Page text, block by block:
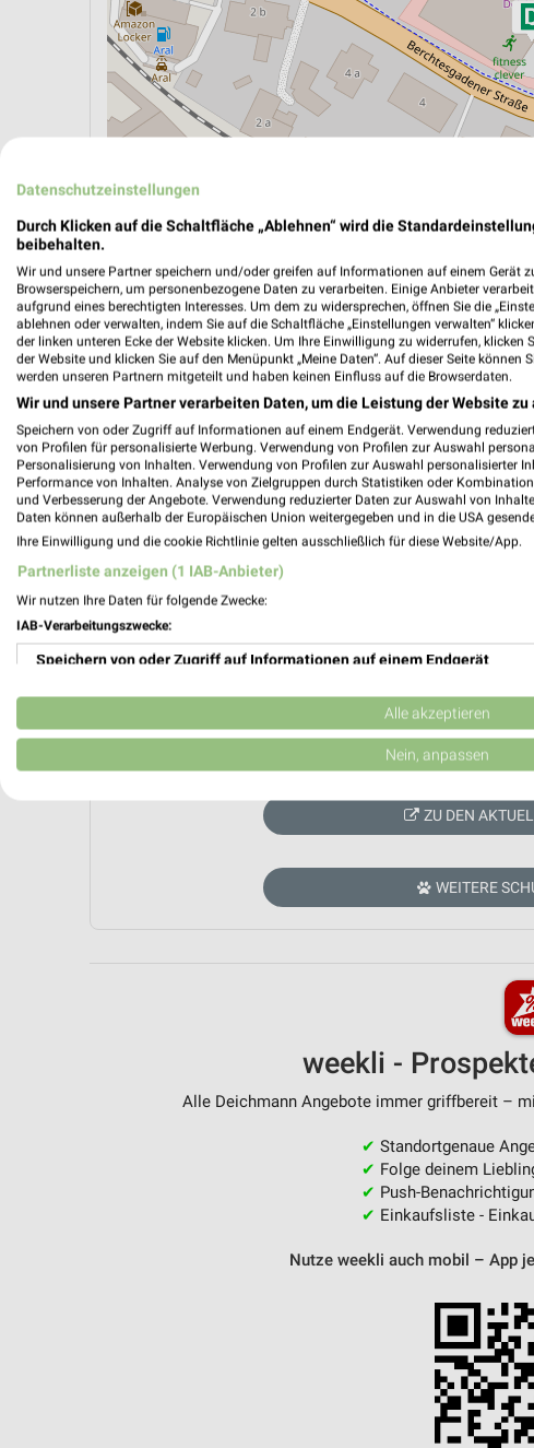
Aktuell haben wir leider kein Prospekt von
zum
ZU DEN
WEITERE
weekli -
Alle Deichmann Angebote immer griffbereit –
✔ Standortgenaue
✔ Folge deinem
✔ Push-
✔ Einkaufsliste -
Nutze weekli auch mobil – App
Datenschutzeinstellungen
Durch Klicken auf die Schaltfläche „Ablehnen“ wird die
beibehalten.
Wir und unsere Partner speichern und/oder greifen auf Informationen auf einem Gerät
Browserspeichern, um personenbezogene Daten zu verarbeiten. Einige Anbieter
aufgrund eines berechtigten Interesses. Um dem zu widersprechen, öffnen Sie die
ablehnen oder verwalten, indem Sie auf die Schaltfläche „Einstellungen verwalten“
der linken unteren Ecke der Website klicken. Um Ihre Einwilligung zu widerrufen,
der Website und klicken Sie auf den Menüpunkt „Meine Daten“. Auf dieser Seite
werden unseren Partnern mitgeteilt und haben keinen Einfluss auf die Browserdaten.
Wir und unsere Partner verarbeiten Daten, um die Leistung der Website
Speichern von oder Zugriff auf Informationen auf einem Endgerät. Verwendung
von Profilen für personalisierte Werbung. Verwendung von Profilen zur Auswahl
Personalisierung von Inhalten. Verwendung von Profilen zur Auswahl personalisierter
Performance von Inhalten. Analyse von Zielgruppen durch Statistiken oder
und Verbesserung der Angebote. Verwendung reduzierter Daten zur Auswahl von
Daten können außerhalb der Europäischen Union weitergegeben und in die USA
Ihre Einwilligung und die cookie Richtlinie gelten ausschließlich für diese Website/App.
Partnerliste anzeigen (1 IAB-Anbieter)
Wir nutzen Ihre Daten für folgende Zwecke:
IAB-Verarbeitungszwecke:
Speichern von oder Zugriff auf Informationen auf einem Endgerät
Verwendung reduzierter Daten zur Auswahl von Werbeanzeigen
Erstellung von Profilen für personalisierte Werbung
Erstellung von Profilen zur Personalisierung von Inhalten
Verwendung von Profilen zur Auswahl personalisierter Inhalte
Analyse von Zielgruppen durch Statistiken oder Kombinationen von
Alle akzeptieren
Nein, anpassen